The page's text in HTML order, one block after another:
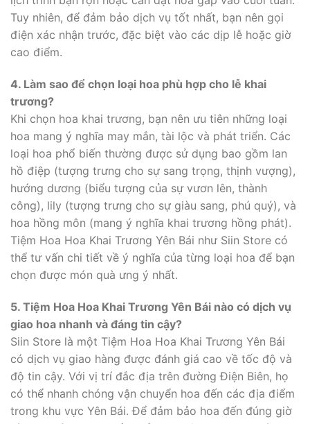
Tuy nhiên, để đảm bảo dịch vụ tốt nhất, bạn nên gọi
điện xác nhận trước, đặc biệt vào các dịp lễ hoặc giờ
cao điểm.
4. Làm sao để chọn loại hoa phù hợp cho lễ khai
trương?
Khi chọn hoa khai trương, bạn nên ưu tiên những loại
hoa mang ý nghĩa may mắn, tài lộc và phát triển. Các
loại hoa phổ biến thường được sử dụng bao gồm lan
hồ điệp (tượng trưng cho sự sang trọng, thịnh vượng),
hướng dương (biểu tượng của sự vươn lên, thành
công), lily (tượng trưng cho sự giàu sang, phú quý), và
hoa hồng môn (mang ý nghĩa khai trương hồng phát).
Tiệm Hoa Hoa Khai Trương Yên Bái như Siin Store có
thể tư vấn chi tiết về ý nghĩa của từng loại hoa để bạn
chọn được món quà ưng ý nhất.
5. Tiệm Hoa Hoa Khai Trương Yên Bái nào có dịch vụ
giao hoa nhanh và đáng tin cậy?
Siin Store là một Tiệm Hoa Hoa Khai Trương Yên Bái
có dịch vụ giao hàng được đánh giá cao về tốc độ và
độ tin cậy. Với vị trí đắc địa trên đường Điện Biên, họ
có thể nhanh chóng vận chuyển hoa đến các địa điểm
trong khu vực Yên Bái. Để đảm bảo hoa đến đúng giờ